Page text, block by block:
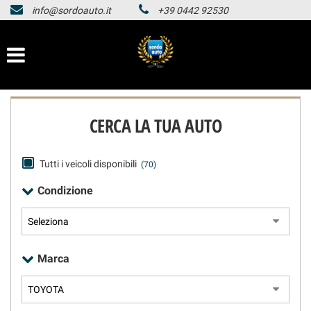
HOMEPAGE
LISTA VEICOLI
HOMEPAGE
info@sordoauto.it +39 0442 92530
CERCA LA TUA AUTO
Tutti i veicoli disponibili (70)
Condizione
Marca
preferenze
di
consente
esprimere
tue
preferenze
consenso
alle
tecnologie
di